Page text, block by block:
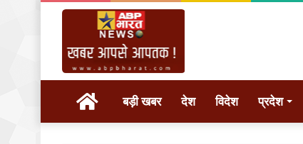
होम बड़ी खबर देश विदेश प्रदेश